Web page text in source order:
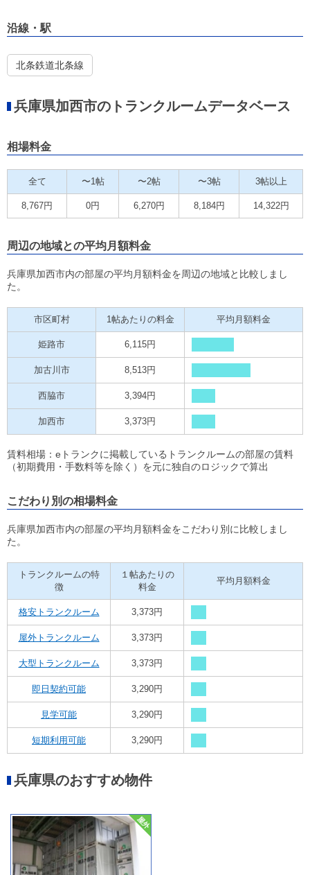
沿線・駅
北条鉄道北条線
兵庫県加西市のトランクルームデータベース
相場料金
全て 〜1帖 〜2帖 〜3帖 3帖以上
8,767円 0円 6,270円 8,184円 14,322円
周辺の地域との平均月額料金
兵庫県加西市内の部屋の平均月額料金を周辺の地域と比較しまし
た。
市区町村 1帖あたりの料金 平均月額料金
姫路市 6,115円
加古川市 8,513円
西脇市 3,394円
加西市 3,373円
賃料相場：eトランクに掲載しているトランクルームの部屋の賃料
（初期費用・手数料等を除く）を元に独自のロジックで算出
こだわり別の相場料金
兵庫県加西市内の部屋の平均月額料金をこだわり別に比較しまし
た。
トランクルームの特
徴
１帖あたりの
料金
平均月額料金
格安トランクルーム 3,373円
屋外トランクルーム 3,373円
大型トランクルーム 3,373円
即日契約可能 3,290円
見学可能 3,290円
短期利用可能 3,290円
兵庫県のおすすめ物件